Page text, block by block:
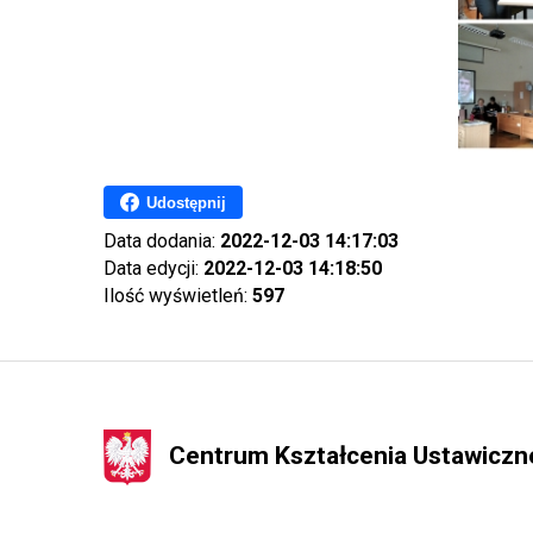
Udostępnij
Data dodania: 2022-12-03 14:17:03
Data edycji: 2022-12-03 14:18:50
Ilość wyświetleń: 597
Centrum Kształcenia